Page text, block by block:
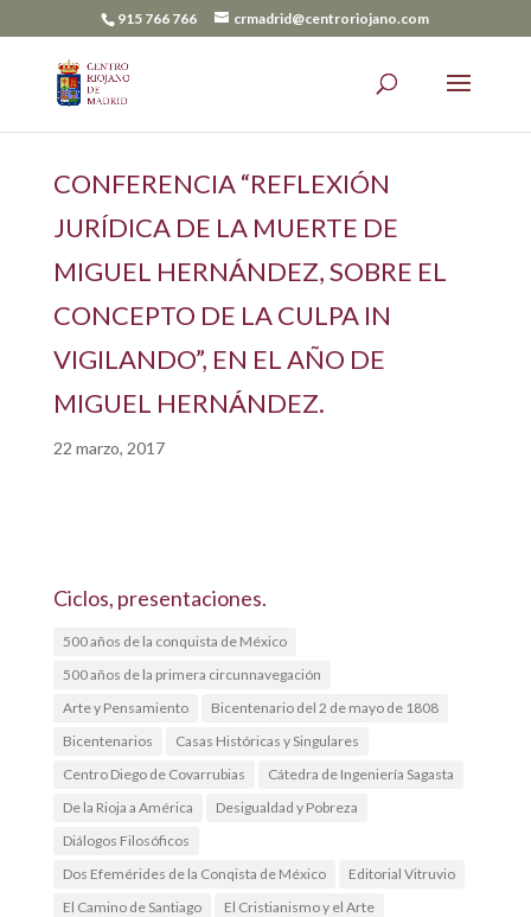
915 766 766 crmadrid@centroriojano.com
CONFERENCIA “REFLEXIÓN
JURÍDICA DE LA MUERTE DE
MIGUEL HERNÁNDEZ, SOBRE EL
CONCEPTO DE LA CULPA IN
VIGILANDO”, EN EL AÑO DE
MIGUEL HERNÁNDEZ.
22 marzo, 2017
Ciclos, presentaciones.
500 años de la conquista de México
500 años de la primera circunnavegación
Arte y Pensamiento
Bicentenario del 2 de mayo de 1808
Bicentenarios
Casas Históricas y Singulares
Centro Diego de Covarrubias
Cátedra de Ingeniería Sagasta
De la Rioja a América
Desigualdad y Pobreza
Diálogos Filosóficos
Dos Efemérides de la Conqista de México
Editorial Vitruvio
El Camino de Santiago
El Cristianismo y el Arte